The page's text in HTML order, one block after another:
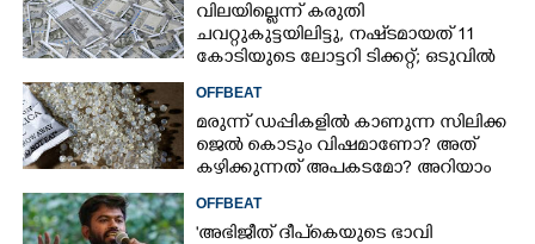
വിലയില്ലെന്ന് കരുതി
ചവറ്റുകുട്ടയിലിട്ടു, നഷ്‌ടമായത് 11
കോടിയുടെ ലോട്ടറി ടിക്കറ്റ്; ഒടുവിൽ
OFFBEAT
മരുന്ന് ഡപ്പികളിൽ കാണുന്ന സിലിക്ക
ജെൽ കൊടും വിഷമാണോ? അത്
കഴിക്കുന്നത് അപകടമോ? അറിയാം
OFFBEAT
'അഭിജീത് ദീപ്‌കെയുടെ ഭാവി